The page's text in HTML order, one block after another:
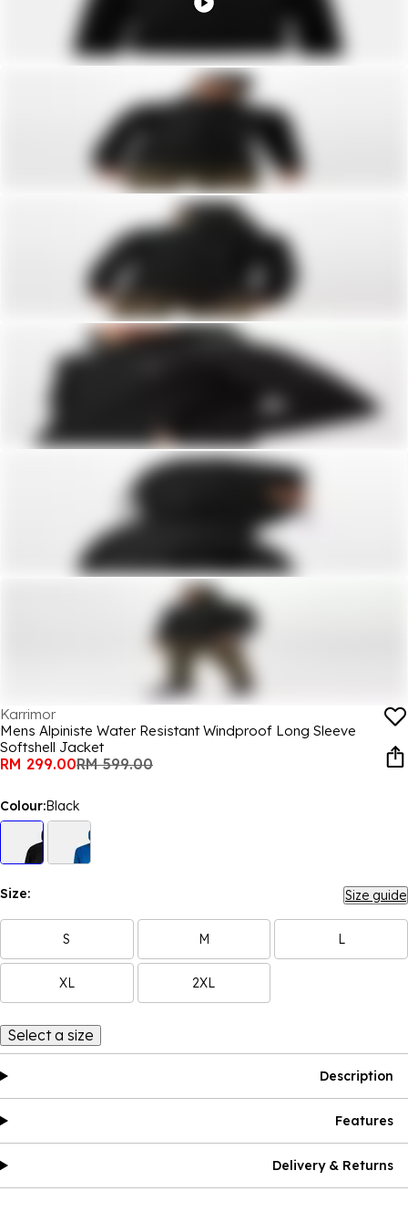
Karrimor
Mens Alpiniste Water Resistant Windproof Long Sleeve
Softshell Jacket
RM 299.00RM 599.00
Colour:Black
Size: Size guide
S M L
XL 2XL
Select a size
Description
Features
Delivery & Returns